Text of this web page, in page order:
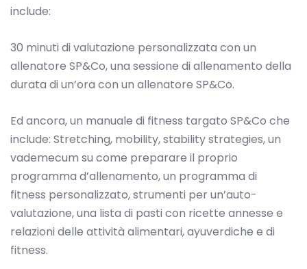
include:
30 minuti di valutazione personalizzata con un
allenatore SP&Co, una sessione di allenamento della
durata di un’ora con un allenatore SP&Co.
Ed ancora, un manuale di fitness targato SP&Co che
include: Stretching, mobility, stability strategies, un
vademecum su come preparare il proprio
programma d’allenamento, un programma di
fitness personalizzato, strumenti per un’auto-
valutazione, una lista di pasti con ricette annesse e
relazioni delle attività alimentari, ayuverdiche e di
fitness.